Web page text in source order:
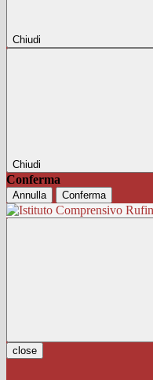
Chiudi
Chiudi
Conferma
Annulla Conferma
close